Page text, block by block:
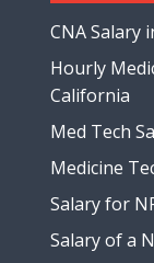
CNA Salary
Hourly
California
Med Tech
Medicine
Salary for
Salary of a